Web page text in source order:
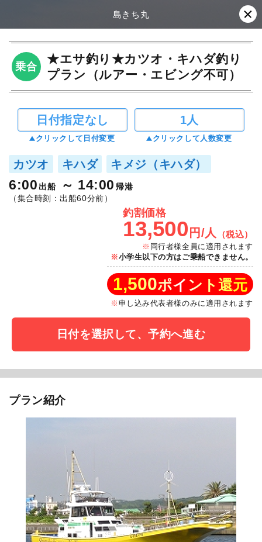
島きち丸
乗合
★エサ釣り★カツオ・キハダ釣り
プラン（ルアー・エビング不可）
日付指定なし
クリックして日付変更
1人
クリックして人数変更
カツオ キハダ キメジ（キハダ）
6:00 出船 14:00 帰港
（集合時刻：出船60分前）
釣割価格
13,500 円/人 （税込）
同行者様全員に適用されます
小学生以下の方はご乗船できません。
1,500ポイント還元
申し込み代表者様のみに適用されます
日付を選択して、予約へ進む
プラン紹介